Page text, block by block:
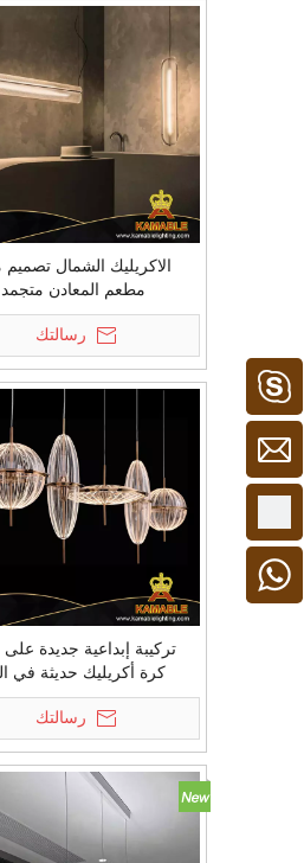
الاكريليك الشمال
مطعم المعادن متجمد
الخفيفة (KD91283-S)
رسالتك
تركيبة إبداعية جديدة
كرة أكريليك حديثة في
(MD1924B-5C)
رسالتك